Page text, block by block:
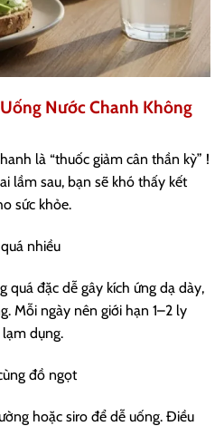
Nước Chanh Không
là “thuốc giảm cân thần kỳ” !
lầm sau, bạn sẽ khó thấy kết
sức khỏe.
nhiều
quá đặc dễ gây kích ứng dạ dày,
Mỗi ngày nên giới hạn 1–2 ly
dụng.
đồ ngọt
hoặc siro để dễ uống. Điều